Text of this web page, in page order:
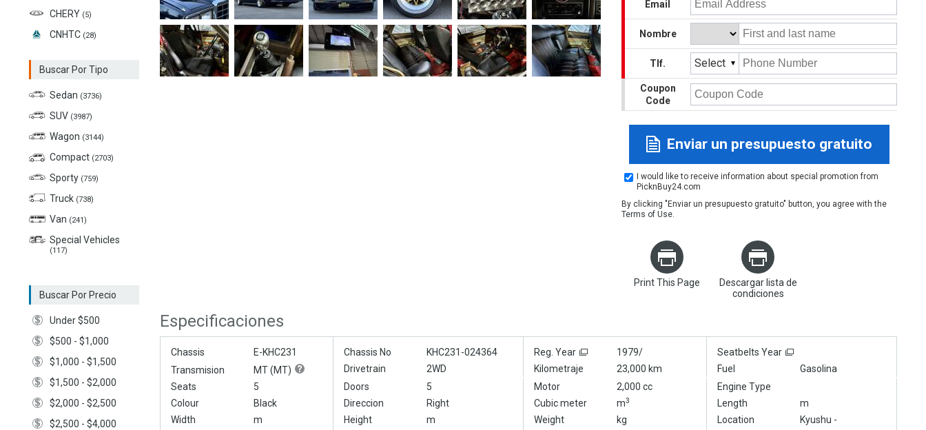
CHERY (5)
CNHTC (28)
Buscar Por Tipo
Sedan (3736)
SUV (3987)
Wagon (3144)
Compact (2703)
Sporty (759)
Truck (738)
Van (241)
Special Vehicles
(117)
Buscar Por Precio
Under $500
$500 - $1,000
$1,000 - $1,500
$1,500 - $2,000
$2,000 - $2,500
$2,500 - $4,000
Email
Nombre
Tlf. Select
Coupon
Code
Enviar un presupuesto gratuito
I would like to receive information about special promotion from
PicknBuy24.com
By clicking "Enviar un presupuesto gratuito" button, you agree with the
Terms of Use.
Print This Page
Descargar lista de
condiciones
Especificaciones
Chassis E-KHC231 Chassis No KHC231-024364 Reg. Year 1979/
Seatbelts Year
Transmision
MT (MT) Drivetrain 2WD Kilometraje 23,000 km Fuel
Gasolina
Seats
5 Doors 5 Motor 2,000 cc
Engine Type
Colour
Black Direccion Right Cubic meter m3 Length
m
Width
m Height m Weight kg Location Kyushu -